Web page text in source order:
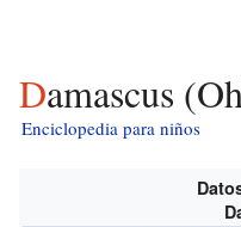
Damascus
Enciclopedia para niños